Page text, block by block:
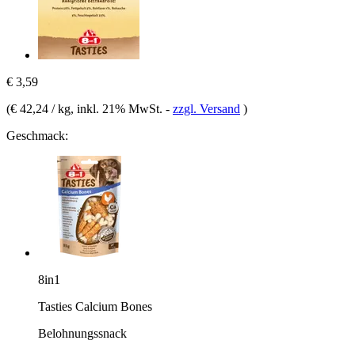
€ 3,59
(€ 42,24 / kg, inkl. 21% MwSt. - zzgl. Versand )
Geschmack:
8in1
Tasties Calcium Bones
Belohnungssnack